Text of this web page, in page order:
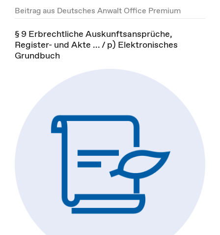
Beitrag aus Deutsches Anwalt Office Premium
§ 9 Erbrechtliche Auskunftsansprüche,
Register- und Akte ... / p) Elektronisches
Grundbuch